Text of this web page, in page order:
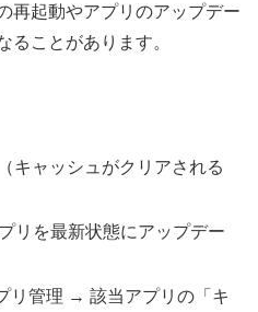
再起動やアプリのアップデー
ることがあります。
キャッシュがクリアされる
リを最新状態にアップデー
管理 → 該当アプリの「キ